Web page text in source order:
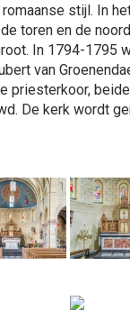
stijl. In
toren en de
In 1794-1795
van
priesterkoor,
De kerk wordt